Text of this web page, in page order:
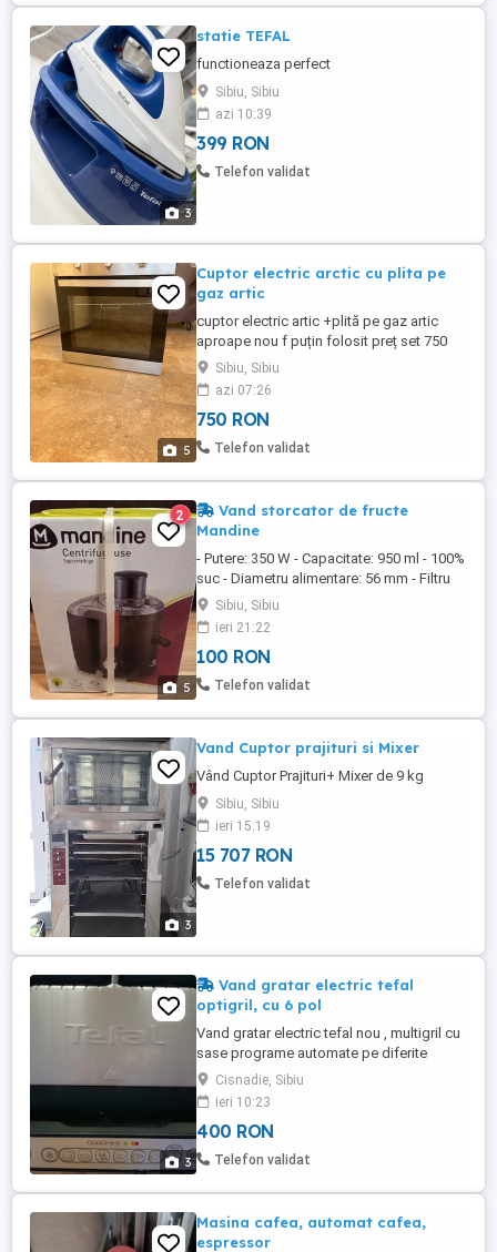
3
statie TEFAL
functioneaza perfect
Sibiu, Sibiu
azi 10:39
399 RON
Telefon validat
5
Cuptor electric arctic cu plita pe
gaz artic
cuptor electric artic +plită pe gaz artic
aproape nou f puțin folosit preț set 750
Sibiu, Sibiu
azi 07:26
750 RON
Telefon validat
5
2
Vand storcator de fructe
Mandine
- Putere: 350 W - Capacitate: 950 ml - 100%
suc - Diametru alimentare: 56 mm - Filtru
pulpă din inox - 2 viteze cu funcție Pulse -
Viteza de rotatie: 15000 rpm - Sistem
dublu de siguranță - Capac, rezervor și
filtre compatibile cu mașina de spălat
vase Produsul este nou si vine sigilat.
Sibiu, Sibiu
ieri 21:22
100 RON
Telefon validat
3
Vand Cuptor prajituri si Mixer
Vând Cuptor Prajituri+ Mixer de 9 kg
Sibiu, Sibiu
ieri 15:19
15 707 RON
Telefon validat
3
Vand gratar electric tefal
optigril, cu 6 pol
Vand gratar electric tefal nou , multigril cu
sase programe automate pe diferite
produse( carne porc, pui ,peste , carnati )
inox , cu posibilitatea de măsurare a
grosimi cărnii. Plăcii detasabile.inox,
indicator nivel de gătite.
Cisnadie, Sibiu
ieri 10:23
400 RON
Telefon validat
Masina cafea, automat cafea,
espressor